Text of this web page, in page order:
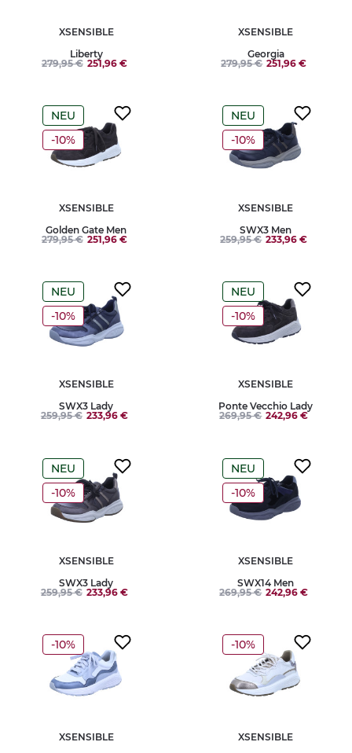
XSENSIBLE
Liberty
279,95 € 251,96 €
XSENSIBLE
Georgia
279,95 € 251,96 €
NEU
-10%
XSENSIBLE
Golden Gate Men
279,95 € 251,96 €
NEU
-10%
XSENSIBLE
SWX3 Men
259,95 € 233,96 €
NEU
-10%
XSENSIBLE
SWX3 Lady
259,95 € 233,96 €
NEU
-10%
XSENSIBLE
Ponte Vecchio Lady
269,95 € 242,96 €
NEU
-10%
XSENSIBLE
SWX3 Lady
259,95 € 233,96 €
NEU
-10%
XSENSIBLE
SWX14 Men
269,95 € 242,96 €
-10%
XSENSIBLE
-10%
XSENSIBLE